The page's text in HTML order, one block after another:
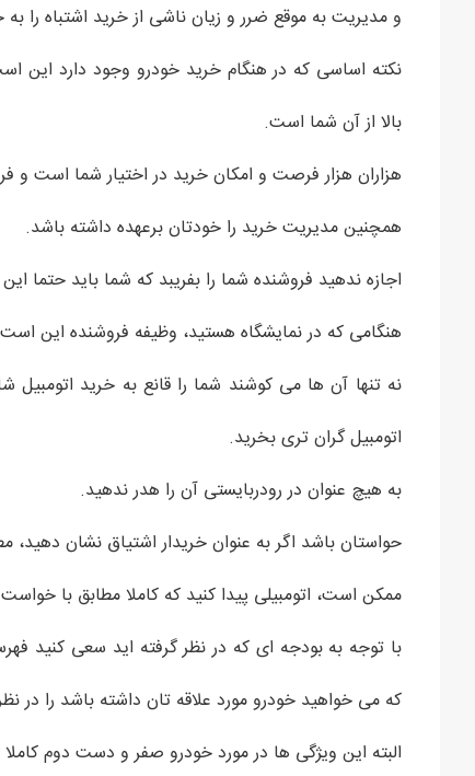
و مدیریت به موقع ضرر و زیان ناشی از خرید اشتباه را به
نکته اساسی که در هنگام خرید خودرو وجود دارد این
بالا از آن شما است.
هزاران هزار فرصت و امکان خرید در اختیار شما است و
همچنین مدیریت خرید را خودتان برعهده داشته باشد.
اجازه ندهید فروشنده شما را بفریبد که شما باید حتما
هنگامی که در نمایشگاه هستید، وظیفه فروشنده این است
نه تنها آن ها می کوشند شما را قانع به خرید
اتومبیل گران تری بخرید.
به هیچ عنوان در رودربایستی آن را هدر ندهید.
حواستان باشد اگر به عنوان خریدار اشتیاق نشان دهید،
ممکن است، اتومبیلی پیدا کنید که کاملا مطابق با
با توجه به بودجه ای که در نظر گرفته اید سعی کنید
که می خواهید خودرو مورد علاقه تان داشته باشد را در
البته این ویژگی ها در مورد خودرو صفر و دست دوم